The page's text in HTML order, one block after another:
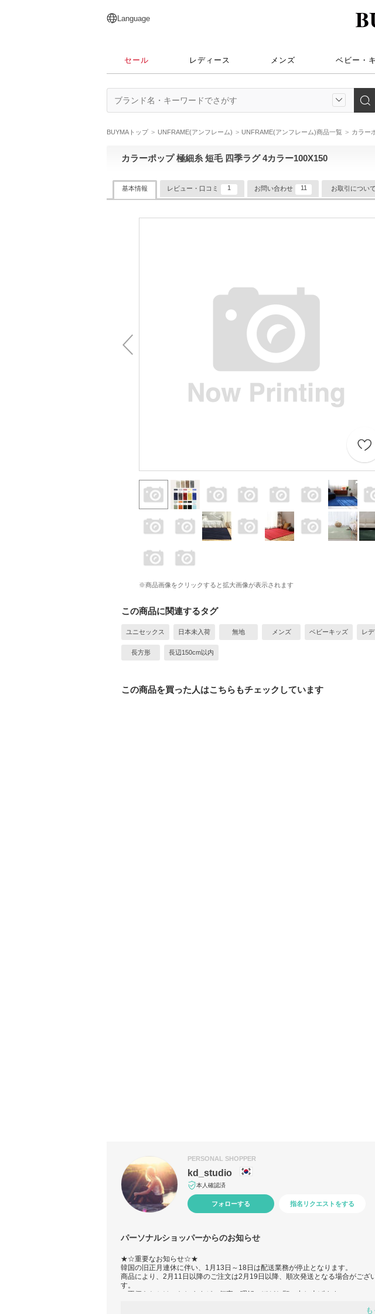
日本語
English
简体中文
繁體中文
Language
セール レディース メンズ ベビー・
BUYMAトップ UNFRAME(アンフレーム) UNFRAME(アンフレーム)商品一覧 カラー
カラーポップ 極細糸 短毛 四季ラグ 4カラー100X150
基本情報 レビュー・口コミ 1 お問い合わせ 11 お取引について
※商品画像をクリックすると拡大画像が表示されます
この商品に関連するタグ
ユニセックス 日本未入荷 無地 メンズ ベビーキッズ レ
長方形 長辺150cm以内
この商品を買った人はこちらもチェックしています
PERSONAL SHOPPER
kd_studio
本人確認済
フォローする 指名リクエストをする
パーソナルショッパーからのお知らせ
★☆重要なお知らせ☆★
韓国の旧正月連休に伴い、1月13日～18日は配送業務が停止となります。
商品により、2月11日以降のご注文は2月19日以降、順次発送となる場合がござ
す。
ご不便をおかけいたしますが、何卒ご理解のほどお願い申し上げます。